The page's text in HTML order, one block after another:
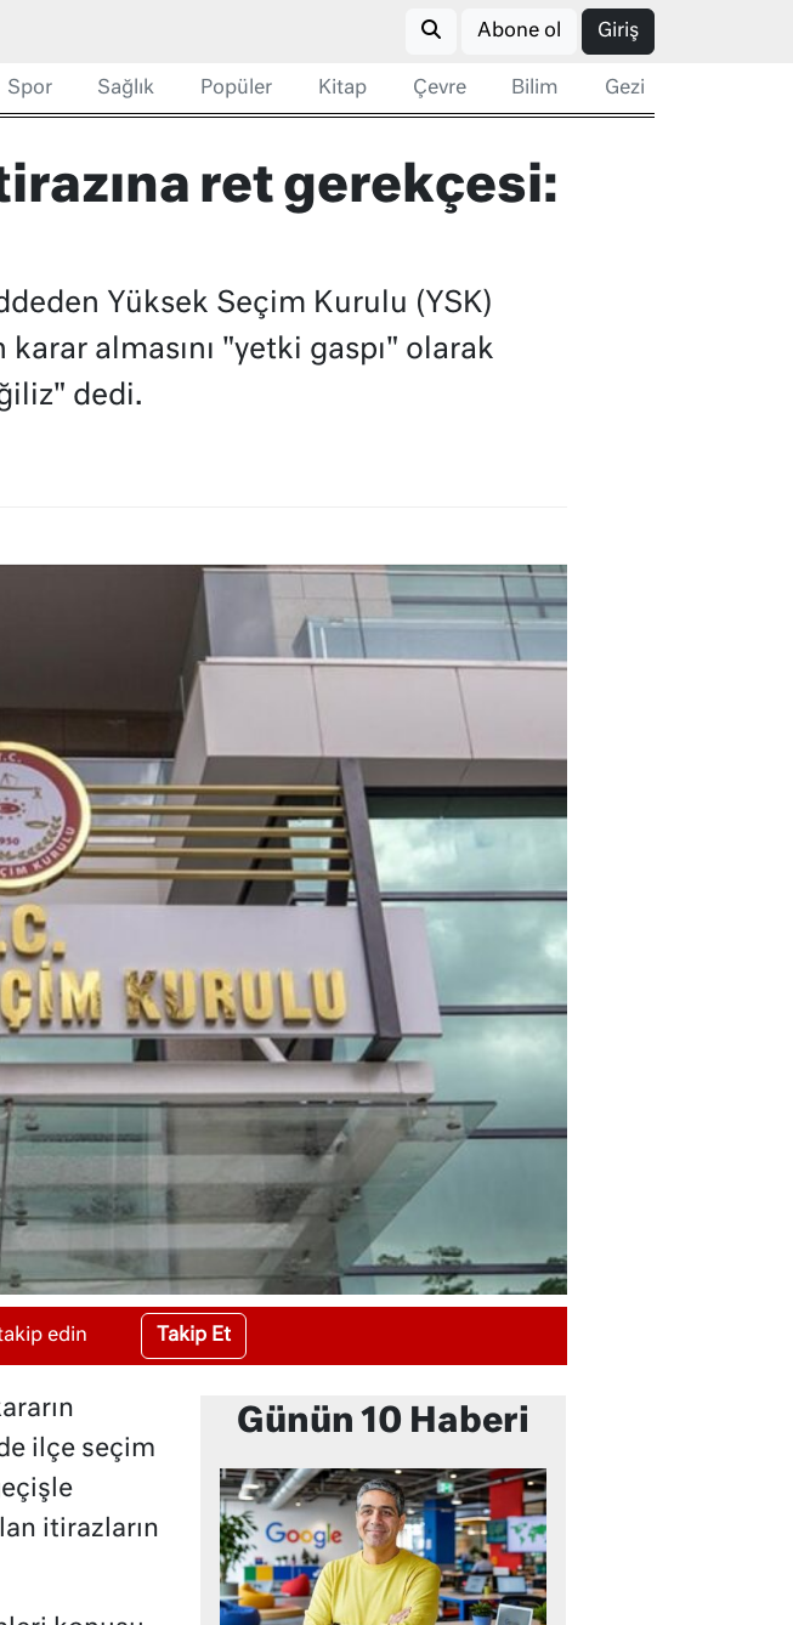
Abone ol Giriş
Spor Sağlık Popüler Kitap Çevre Bilim Gezi
ret gerekçesi:
Yüksek Seçim Kurulu (YSK)
karar almasını "yetki gaspı" olarak
dedi.
edin Takip Et
ilçe seçim
itirazların
Günün 10 Haberi